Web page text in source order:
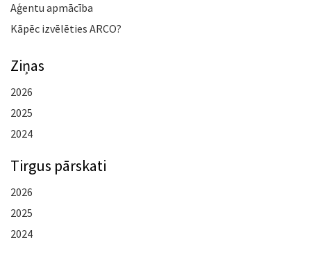
Aģentu apmācība
Kāpēc izvēlēties ARCO?
Ziņas
2026
2025
2024
Tirgus pārskati
2026
2025
2024